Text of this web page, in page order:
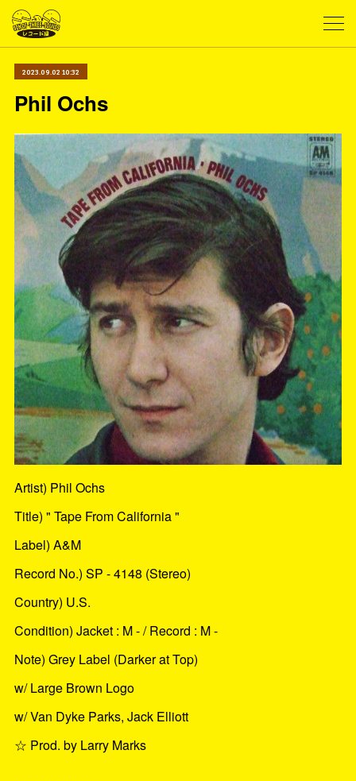
2023.09.02 10:32
Phil Ochs
Artist) Phil Ochs
Title) " Tape From California "
Label) A&M
Record No.) SP - 4148 (Stereo)
Country) U.S.
Condition) Jacket : M - / Record : M -
Note) Grey Label (Darker at Top)
w/ Large Brown Logo
w/ Van Dyke Parks, Jack Elliott
☆ Prod. by Larry Marks